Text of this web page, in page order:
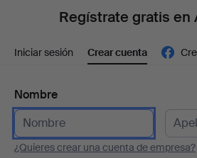
Regístrate gratis en
Iniciar sesión Crear cuenta
Nombre
¿Quieres crear una cuenta de empresa?